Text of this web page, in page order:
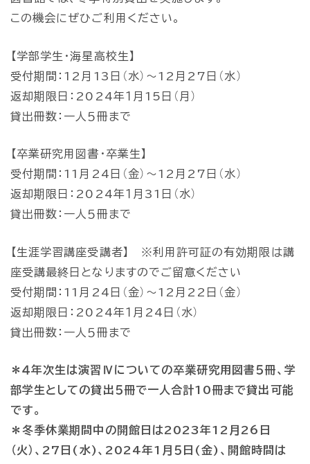
この機会にぜひご利用ください。
【学部学生・海星高校生】
受付期間：12月13日（水）～12月27日（水）
返却期限日：2024年１月15日（月）
貸出冊数：一人５冊まで
【卒業研究用図書・卒業生】
受付期間：11月24日（金）～12月27日（水）
返却期限日：2024年１月31日（水）
貸出冊数：一人５冊まで
【生涯学習講座受講者】 ※利用許可証の有効期限は講
座受講最終日となりますのでご留意ください
受付期間：11月24日（金）～12月22日（金）
返却期限日：2024年１月24日（水）
貸出冊数：一人５冊まで
＊４年次生は演習Ⅳについての卒業研究用図書５冊、学
部学生としての貸出５冊で一人合計10冊まで貸出可能
です。
＊冬季休業期間中の開館日は2023年12月26日
（火）、27日(水)、2024年1月５日(金)、開館時間は